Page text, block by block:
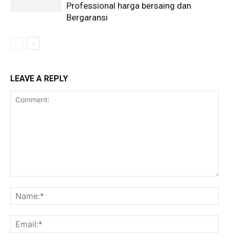
Professional harga bersaing dan
Bergaransi
LEAVE A REPLY